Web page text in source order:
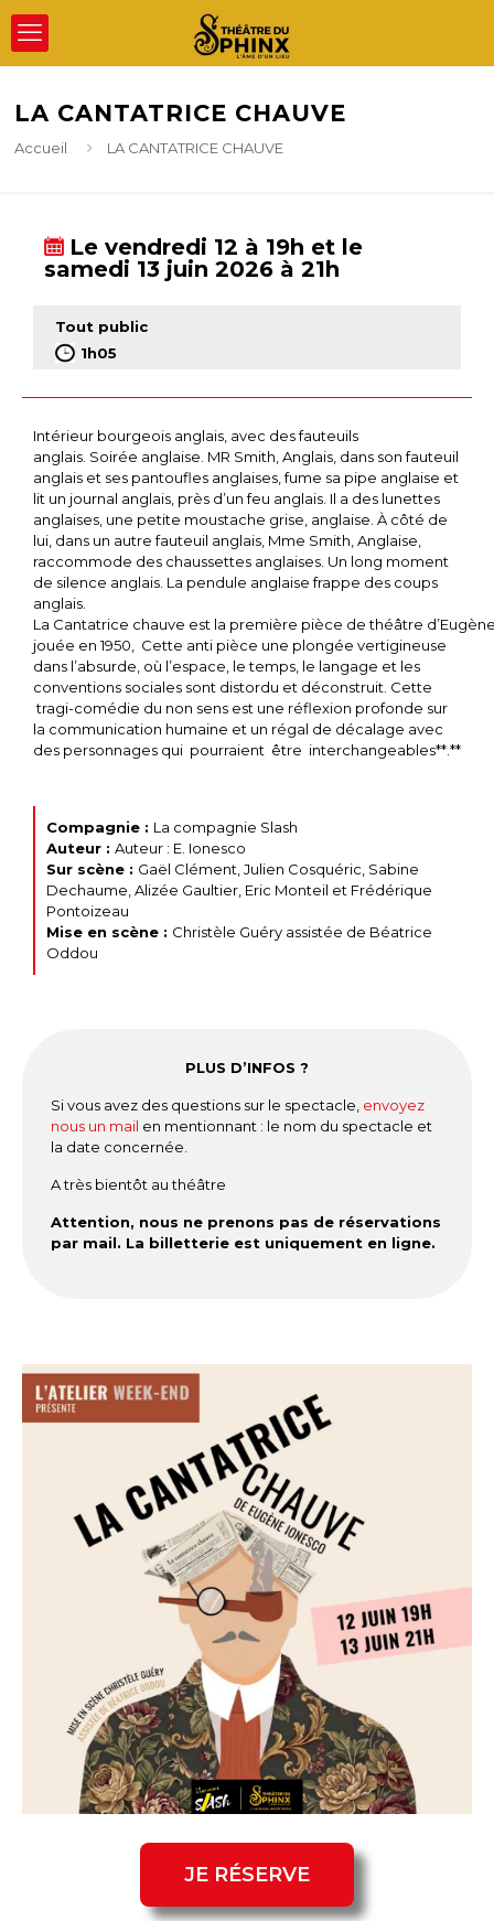
LA CANTATRICE CHAUVE
Accueil LA CANTATRICE CHAUVE
Le vendredi 12 à 19h et le
samedi 13 juin 2026 à 21h
Tout public
1h05
Intérieur bourgeois anglais, avec des fauteuils
anglais. Soirée anglaise. MR Smith, Anglais, dans son fauteuil
anglais et ses pantoufles anglaises, fume sa pipe anglaise et
lit un journal anglais, près d’un feu anglais. Il a des lunettes
anglaises, une petite moustache grise, anglaise. À côté de
lui, dans un autre fauteuil anglais, Mme Smith, Anglaise,
raccommode des chaussettes anglaises. Un long moment
de silence anglais. La pendule anglaise frappe des coups
anglais.
La Cantatrice chauve est la première pièce de théâtre
jouée en 1950, Cette anti pièce une plongée vertigineuse
dans l’absurde, où l’espace, le temps, le langage et les
conventions sociales sont distordu et déconstruit. Cette
tragi-comédie du non sens est une réflexion profonde sur
la communication humaine et un régal de décalage avec
des personnages qui pourraient être interchangeables**.**
Compagnie : La compagnie Slash
Auteur : Auteur : E. Ionesco
Sur scène : Gaël Clément, Julien Cosquéric, Sabine
Dechaume, Alizée Gaultier, Eric Monteil et Frédérique
Pontoizeau
Mise en scène : Christèle Guéry assistée de Béatrice
Oddou
PLUS D’INFOS ?
Si vous avez des questions sur le spectacle, envoyez
nous un mail en mentionnant : le nom du spectacle et
la date concernée.
A très bientôt au théâtre
Attention, nous ne prenons pas de réservations
par mail. La billetterie est uniquement en ligne.
JE RÉSERVE